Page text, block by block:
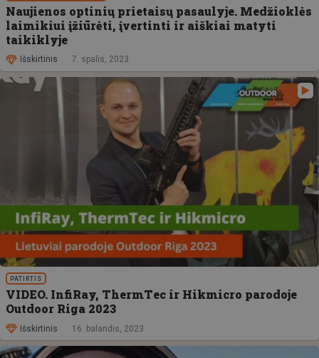
Naujienos optinių prietaisų pasaulyje. Medžioklės
laimikiui įžiūrėti, įvertinti ir aiškiai matyti
taikiklyje
Išskirtinis 7. spalis, 2023
PATIRTIS
VIDEO. InfiRay, ThermTec ir Hikmicro parodoje
Outdoor Riga 2023
Išskirtinis 16. balandis, 2023